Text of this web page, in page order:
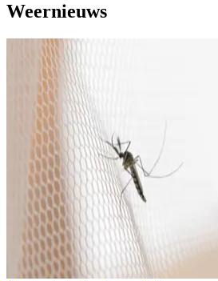
Weernieuws